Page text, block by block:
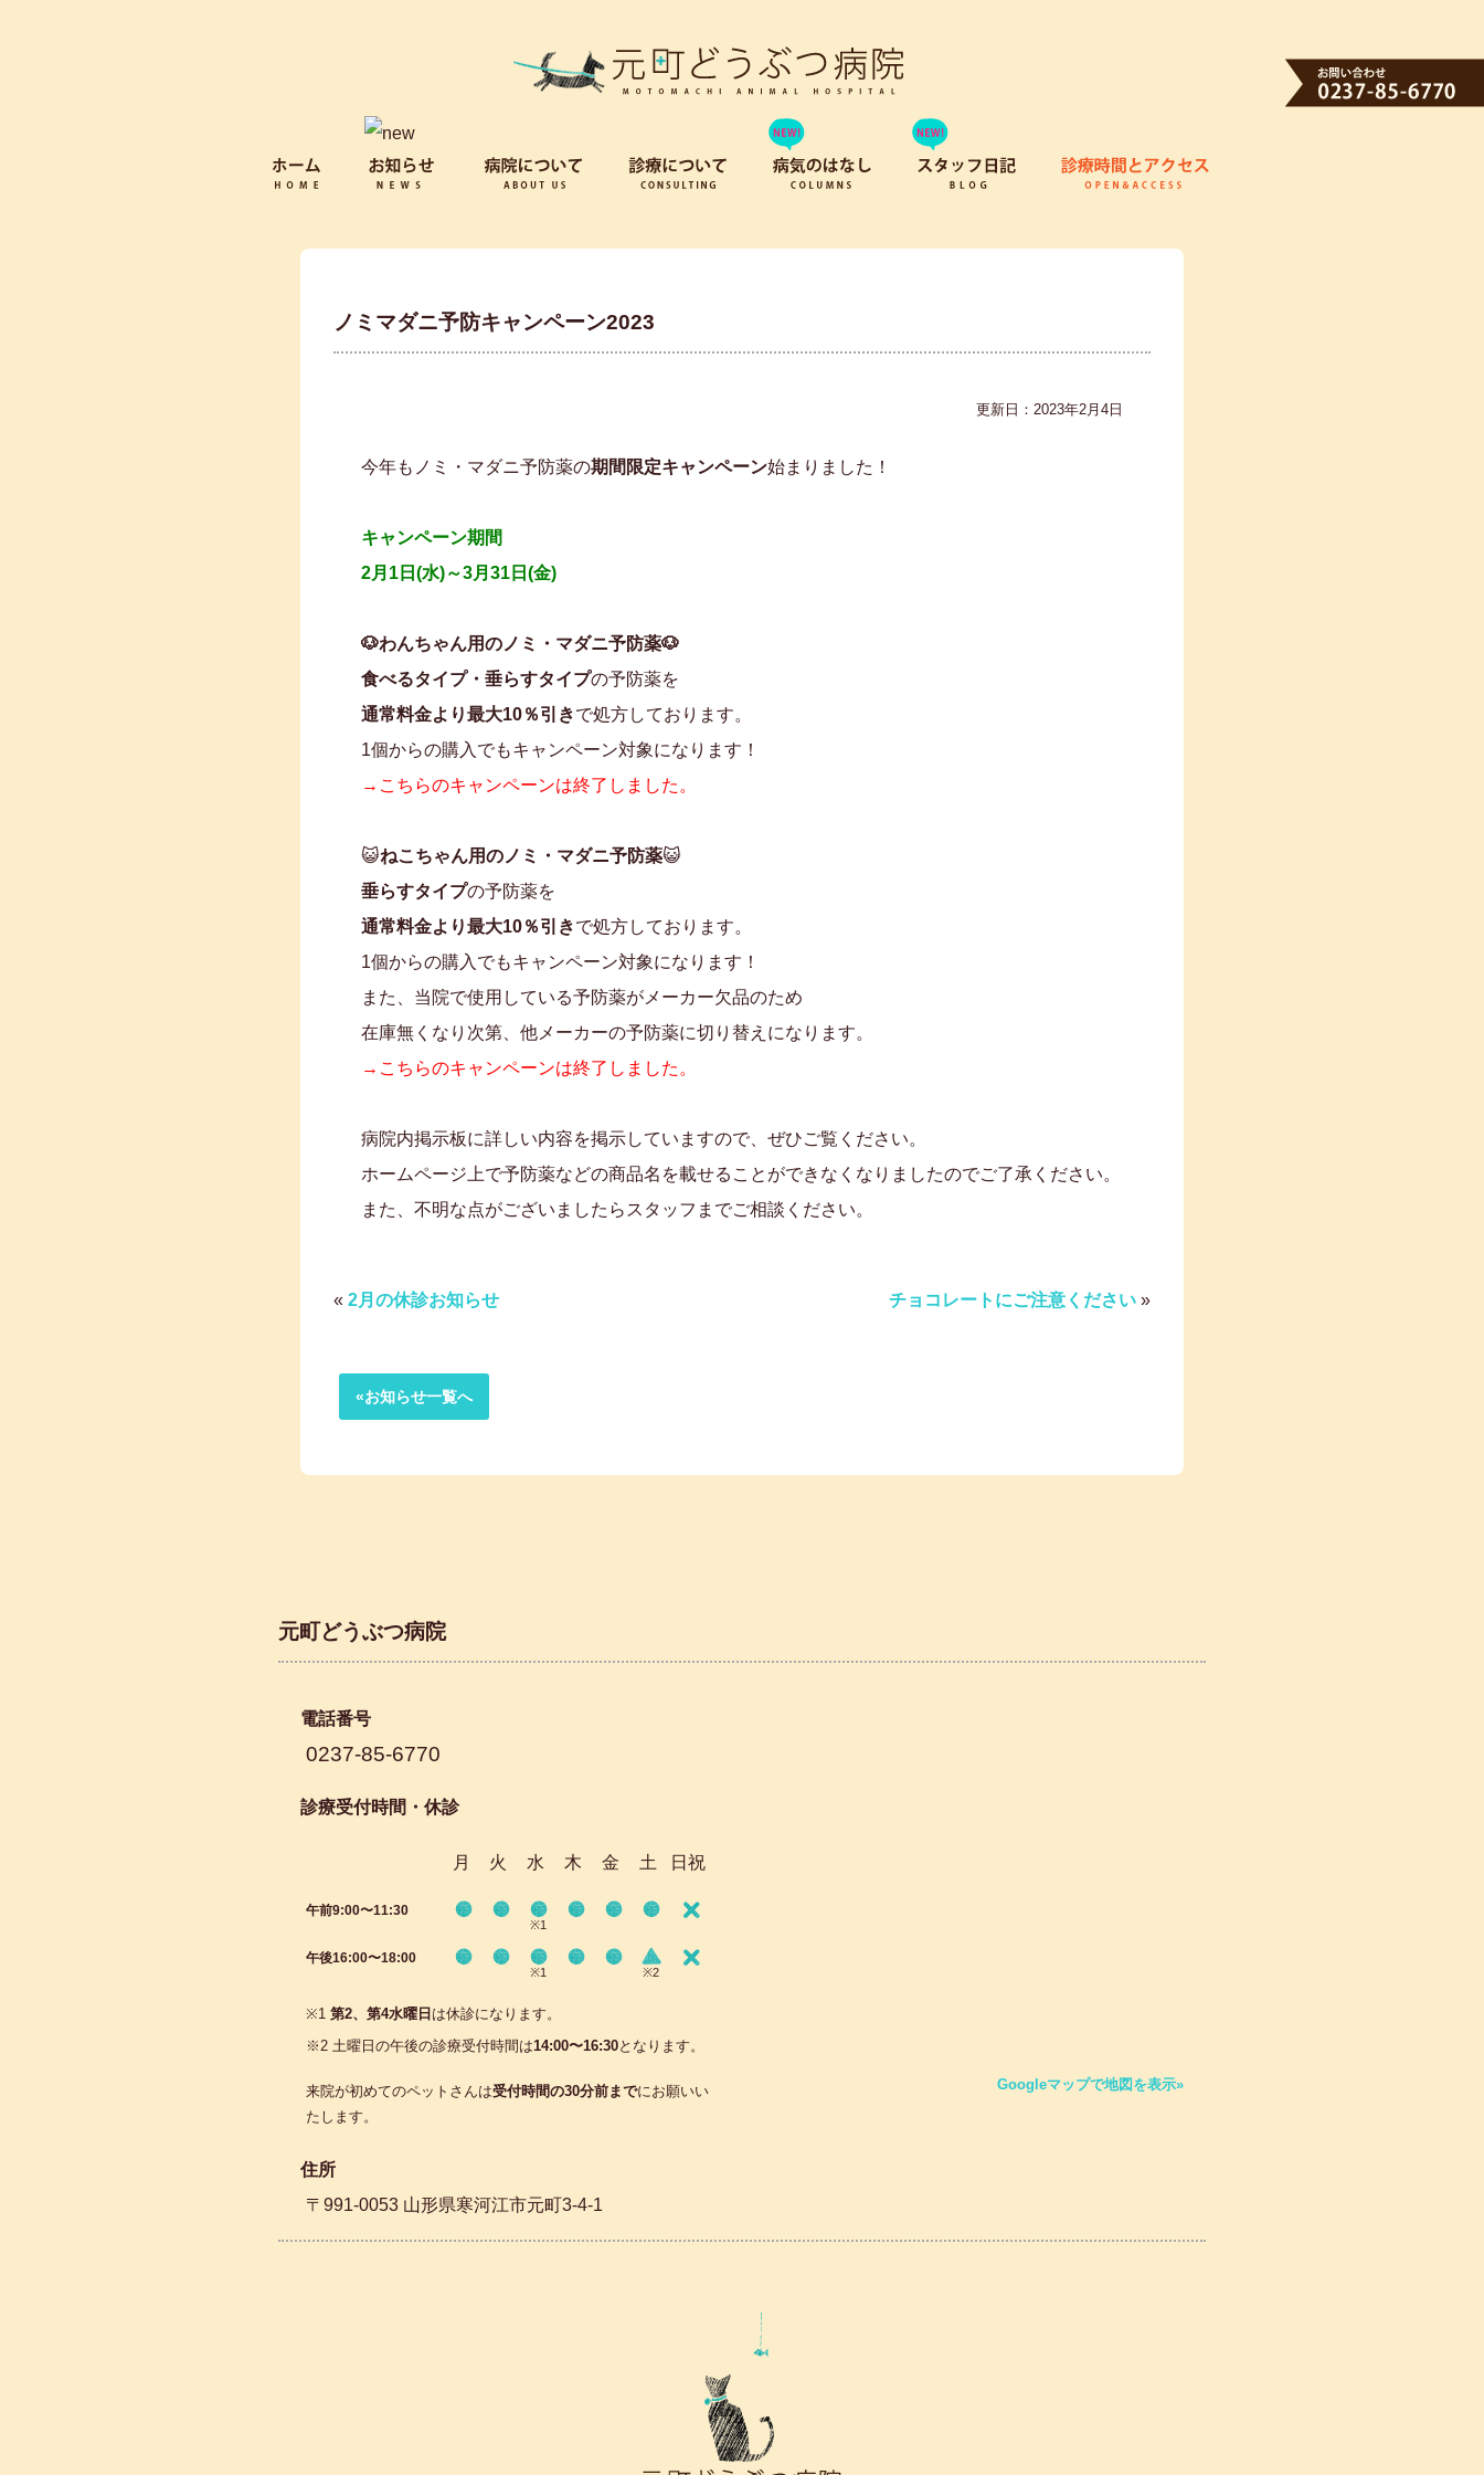
ノミマダニ予防キャンペーン2023
更新日：2023年2月4日
今年もノミ・マダニ予防薬の期間限定キャンペーン始まりました！
キャンペーン期間
2月1日(水)～3月31日(金)
🐶わんちゃん用のノミ・マダニ予防薬🐶
食べるタイプ・垂らすタイプの予防薬を
通常料金より最大10％引きで処方しております。
1個からの購入でもキャンペーン対象になります！
→こちらのキャンペーンは終了しました。
😺ねこちゃん用のノミ・マダニ予防薬😺
垂らすタイプの予防薬を
通常料金より最大10％引きで処方しております。
1個からの購入でもキャンペーン対象になります！
また、当院で使用している予防薬がメーカー欠品のため
在庫無くなり次第、他メーカーの予防薬に切り替えになります。
→こちらのキャンペーンは終了しました。
病院内掲示板に詳しい内容を掲示していますので、ぜひご覧ください。
ホームページ上で予防薬などの商品名を載せることができなくなりましたのでご了承ください。
また、不明な点がございましたらスタッフまでご相談ください。
« 2月の休診お知らせ チョコレートにご注意ください »
«お知らせ一覧へ
元町どうぶつ病院
電話番号
0237-85-6770
診療受付時間・休診
月 火 水 木 金 土 日祝
午前9:00〜11:30
※1
午後16:00〜18:00
※1 ※2
※1 第2、第4水曜日 は休診になります。
※2 土曜日の午後の診療受付時間は14:00〜16:30となります。
来院が初めてのペットさんは受付時間の30分前までにお願いい
たします。
住所
〒991-0053 山形県寒河江市元町3-4-1
Googleマップで地図を表示»